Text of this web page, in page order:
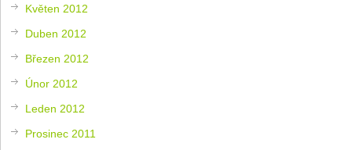
Květen 2012
Duben 2012
Březen 2012
Únor 2012
Leden 2012
Prosinec 2011